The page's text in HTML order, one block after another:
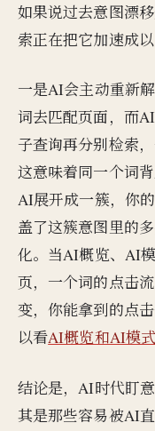
如果说过去意图漂
索正在把它加速成
一是AI会主动重新
词去匹配页面，而
子查询再分别检索
这意味着同一个词
AI展开成一簇，你
盖了这簇意图里的
化。当AI概览、AI
页，一个词的点击
变，你能拿到的点
以看AI概览和AI模
结论是，AI时代盯
其是那些容易被AI